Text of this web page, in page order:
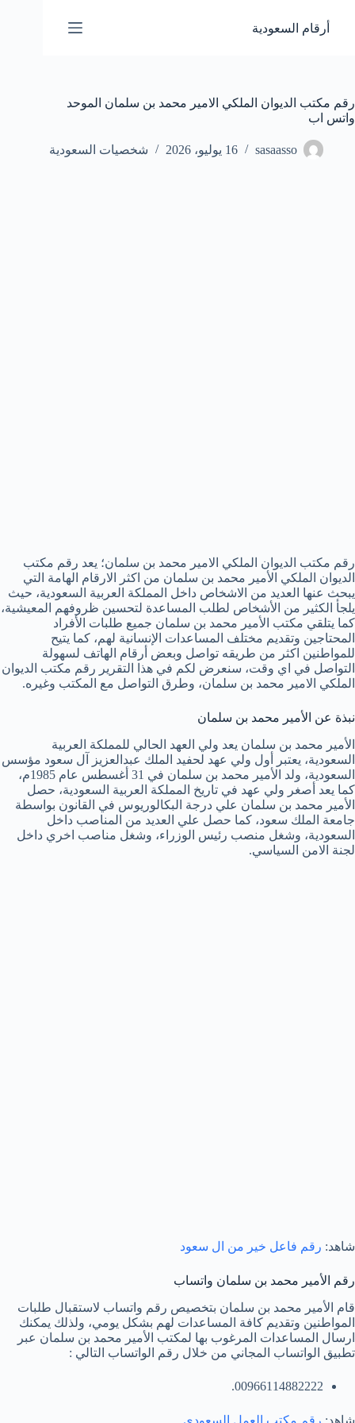
المحتوى
أرقام السعودية
رقم مكتب الديوان الملكي الامير محمد بن سلمان الموحد
واتس اب
sasaasso 16 يوليو، 2026 شخصيات السعودية
رقم مكتب الديوان الملكي الامير محمد بن سلمان؛ يعد رقم مكتب
الديوان الملكي الأمير محمد بن سلمان من اكثر الارقام الهامة التي
يبحث عنها العديد من الاشخاص داخل المملكة العربية السعودية، حيث
يلجأ الكثير من الأشخاص لطلب المساعدة لتحسين ظروفهم المعيشية،
كما يتلقي مكتب الأمير محمد بن سلمان جميع طلبات الأفراد
المحتاجين وتقديم مختلف المساعدات الإنسانية لهم، كما يتيح
للمواطنين اكثر من طريقه تواصل وبعض أرقام الهاتف لسهولة
التواصل في اي وقت، سنعرض لكم في هذا التقرير رقم مكتب الديوان
الملكي الامير محمد بن سلمان، وطرق التواصل مع المكتب وغيره.
نبذة عن الأمير محمد بن سلمان
الأمير محمد بن سلمان يعد ولي العهد الحالي للمملكة العربية
السعودية، يعتبر أول ولي عهد لحفيد الملك عبدالعزيز آل سعود مؤسس
السعودية، ولد الأمير محمد بن سلمان في 31 أغسطس عام 1985م،
كما يعد أصغر ولي عهد في تاريخ المملكة العربية السعودية، حصل
الأمير محمد بن سلمان علي درجة البكالوريوس في القانون بواسطة
جامعة الملك سعود، كما حصل علي العديد من المناصب داخل
السعودية، وشغل منصب رئيس الوزراء، وشغل مناصب اخري داخل
لجنة الامن السياسي.
شاهد: رقم فاعل خير من ال سعود
رقم الأمير محمد بن سلمان واتساب
قام الأمير محمد بن سلمان بتخصيص رقم واتساب لاستقبال طلبات
المواطنين وتقديم كافة المساعدات لهم بشكل يومي، ولذلك يمكنك
ارسال المساعدات المرغوب بها لمكتب الأمير محمد بن سلمان عبر
تطبيق الواتساب المجاني من خلال رقم الواتساب التالي :
00966114882222.
شاهد: رقم مكتب العمل السعودي